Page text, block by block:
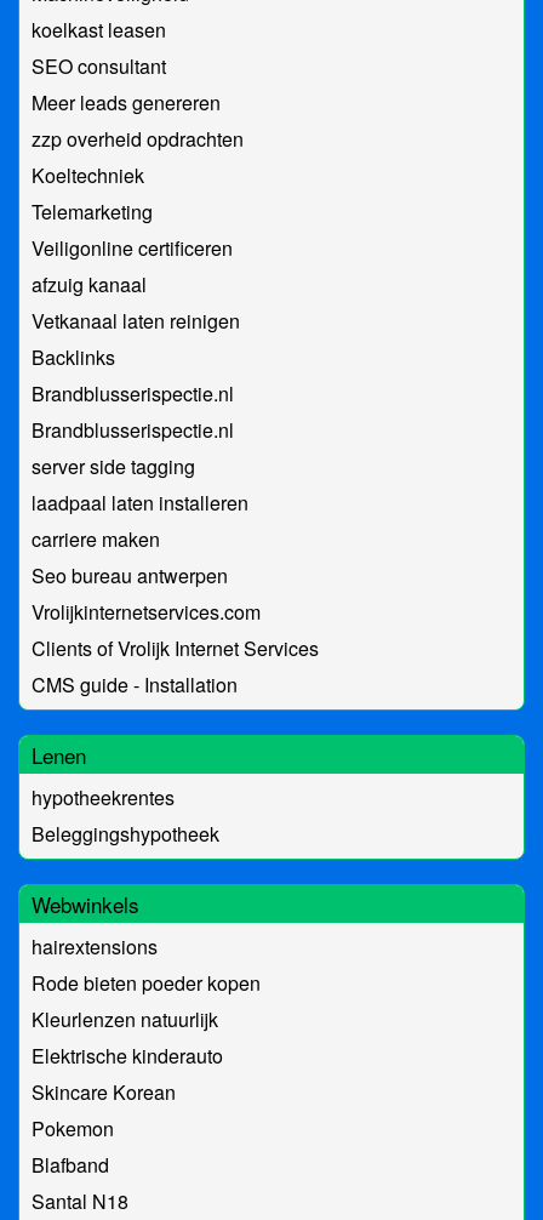
koelkast leasen
SEO consultant
Meer leads genereren
zzp overheid opdrachten
Koeltechniek
Telemarketing
Veiligonline certificeren
afzuig kanaal
Vetkanaal laten reinigen
Backlinks
Brandblusserispectie.nl
Brandblusserispectie.nl
server side tagging
laadpaal laten installeren
carriere maken
Seo bureau antwerpen
Vrolijkinternetservices.com
Clients of Vrolijk Internet Services
CMS guide - Installation
Lenen
hypotheekrentes
Beleggingshypotheek
Webwinkels
hairextensions
Rode bieten poeder kopen
Kleurlenzen natuurlijk
Elektrische kinderauto
Skincare Korean
Pokemon
Blafband
Santal N18